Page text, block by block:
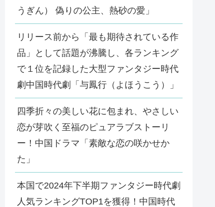
うぎん） 偽りの公主、熱砂の愛」
リリース前から「最も期待されている作
品」として話題が沸騰し、各ランキング
で１位を記録した大型ファンタジー時代
劇中国時代劇「与鳳行（よほうこう）」
四季折々の美しい花に包まれ、やさしい
恋が芽吹く至福のピュアラブストーリ
ー！中国ドラマ「素敵な恋の咲かせか
た」
本国で2024年下半期ファンタジー時代劇
人気ランキングTOP1を獲得！中国時代